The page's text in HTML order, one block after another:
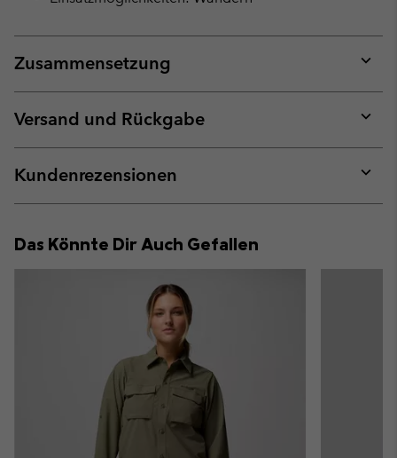
Zusammensetzung
or
Versand und Rückgabe
or
Kundenrezensionen
or
Das Könnte Dir Auch Gefallen